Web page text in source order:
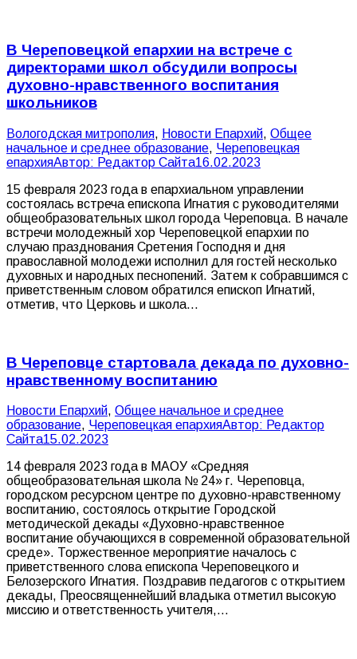
В Череповецкой епархии на встрече с
директорами школ обсудили вопросы
духовно-нравственного воспитания
школьников
Вологодская митрополия, Новости Епархий, Общее
начальное и среднее образование, Череповецкая
епархияАвтор: Редактор Сайта16.02.2023
15 февраля 2023 года в епархиальном управлении
состоялась встреча епископа Игнатия с руководителями
общеобразовательных школ города Череповца. В начале
встречи молодежный хор Череповецкой епархии по
случаю празднования Сретения Господня и дня
православной молодежи исполнил для гостей несколько
духовных и народных песнопений. Затем к собравшимся с
приветственным словом обратился епископ Игнатий,
отметив, что Церковь и школа…
В Череповце стартовала декада по духовно-
нравственному воспитанию
Новости Епархий, Общее начальное и среднее
образование, Череповецкая епархияАвтор: Редактор
Сайта15.02.2023
14 февраля 2023 года в МАОУ «Средняя
общеобразовательная школа № 24» г. Череповца,
городском ресурсном центре по духовно-нравственному
воспитанию, состоялось открытие Городской
методической декады «Духовно-нравственное
воспитание обучающихся в современной образовательной
среде». Торжественное мероприятие началось с
приветственного слова епископа Череповецкого и
Белозерского Игнатия. Поздравив педагогов с открытием
декады, Преосвященнейший владыка отметил высокую
миссию и ответственность учителя,…